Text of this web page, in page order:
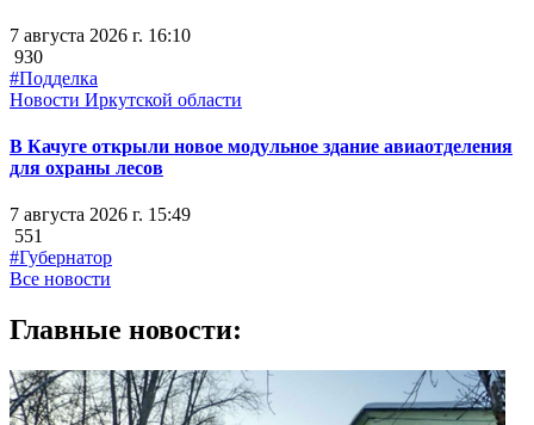
7 августа 2026 г. 16:10
930
#Подделка
Новости Иркутской области
В Качуге открыли новое модульное здание авиаотделения
для охраны лесов
7 августа 2026 г. 15:49
551
#Губернатор
Все новости
Главные новости: